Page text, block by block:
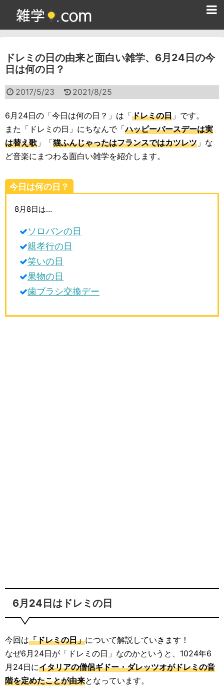
ドレミの日の由来と面白い雑学、6月24日の今
日は何の日？
2017/5/23 2021/8/25
6月24日の「今日は何の日？」は「ドレミの日 」です。
また「ドレミの日」にちなんで「ハッピーバースデーは実
は替え歌 」「猫ふんじゃったはフランスではカツレツ 」な
ど音楽にまつわる面白い雑学を紹介します。
今日は何の日？
8月8日は…
ソロバンの日
親孝行の日
笑いの日
果物の日
歯ブラシ交換デー
6月24日はドレミの日
今回は「ドレミの日」について解説していきます！
なぜ6月24日が「ドレミの日」なのかというと、1024年6
月24日にイタリアの僧侶ギドー・ダレッツオがドレミの音
階を定めたことが由来となっています。
雑学クイズ問題集
面白い雑学
ためになる雑学
スポーツ雑学
動物雑学
歴史雑学
生活雑学
サイト情報